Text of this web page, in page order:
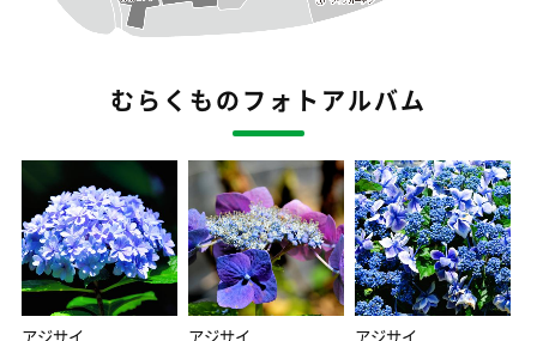
むらくものフォトアルバム